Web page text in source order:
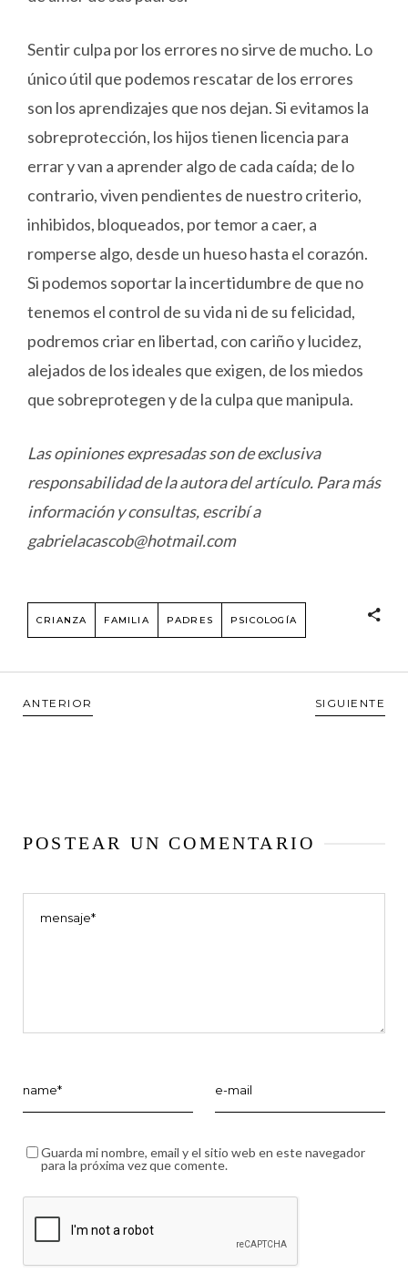
Sentir culpa por los errores no sirve de mucho. Lo
único útil que podemos rescatar de los errores
son los aprendizajes que nos dejan. Si evitamos la
sobreprotección, los hijos tienen licencia para
errar y van a aprender algo de cada caída; de lo
contrario, viven pendientes de nuestro criterio,
inhibidos, bloqueados, por temor a caer, a
romperse algo, desde un hueso hasta el corazón.
Si podemos soportar la incertidumbre de que no
tenemos el control de su vida ni de su felicidad,
podremos criar en libertad, con cariño y lucidez,
alejados de los ideales que exigen, de los miedos
que sobreprotegen y de la culpa que manipula.
Las opiniones expresadas son de exclusiva
responsabilidad de la autora del artículo. Para más
información y consultas, escribí a
gabrielacascob@hotmail.com
CRIANZA FAMILIA PADRES PSICOLOGÍA
ANTERIOR SIGUIENTE
POSTEAR UN COMENTARIO
Guarda mi nombre, email y el sitio web en este navegador
para la próxima vez que comente.